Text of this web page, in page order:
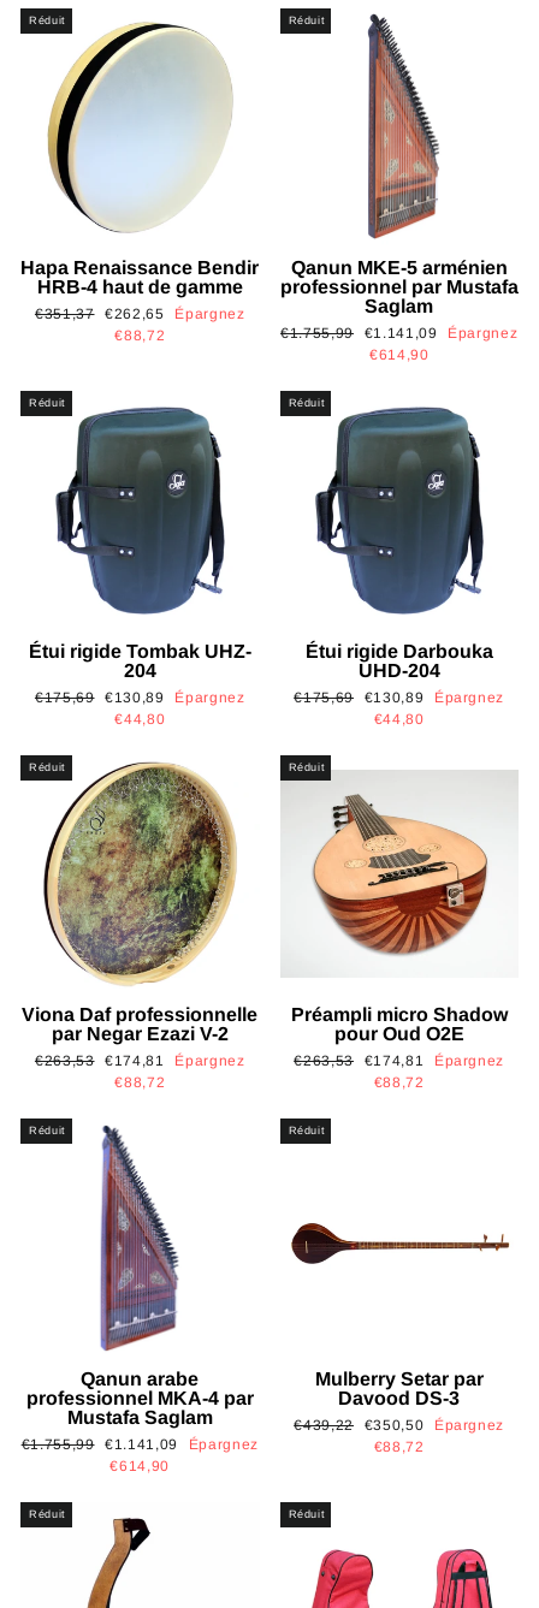
Réduit
Hapa Renaissance Bendir
HRB-4 haut de gamme
Prix
€351,37
Prix
réduit
€262,65
Épargnez
€88,72
Réduit
Qanun MKE-5 arménien
professionnel par Mustafa
Saglam
Prix
€1.755,99
Prix
réduit
€1.141,09
Épargnez
€614,90
Réduit
Étui rigide Tombak UHZ-
204
Prix
€175,69
Prix
réduit
€130,89
Épargnez
€44,80
Réduit
Étui rigide Darbouka
UHD-204
Prix
€175,69
Prix
réduit
€130,89
Épargnez
€44,80
Réduit
Viona Daf professionnelle
par Negar Ezazi V-2
Prix
€263,53
Prix
réduit
€174,81
Épargnez
€88,72
Réduit
Préampli micro Shadow
pour Oud O2E
Prix
€263,53
Prix
réduit
€174,81
Épargnez
€88,72
Réduit
Qanun arabe
professionnel MKA-4 par
Mustafa Saglam
Prix
€1.755,99
Prix
réduit
€1.141,09
Épargnez
€614,90
Réduit
Mulberry Setar par
Davood DS-3
Prix
€439,22
Prix
réduit
€350,50
Épargnez
€88,72
Réduit Réduit